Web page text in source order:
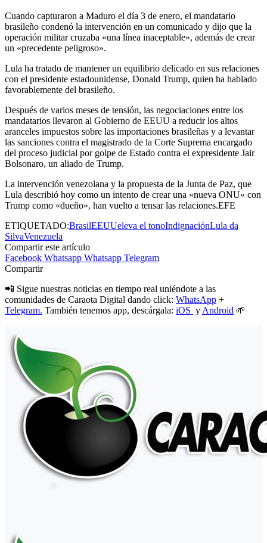
Cuando capturaron a Maduro el día 3 de enero, el mandatario
brasileño condenó la intervención en un comunicado y dijo que la
operación militar cruzaba «una línea inaceptable», además de crear
un «precedente peligroso».
Lula ha tratado de mantener un equilibrio delicado en sus relaciones
con el presidente estadounidense, Donald Trump, quien ha hablado
favorablemente del brasileño.
Después de varios meses de tensión, las negociaciones entre los
mandatarios llevaron al Gobierno de EEUU a reducir los altos
aranceles impuestos sobre las importaciones brasileñas y a levantar
las sanciones contra el magistrado de la Corte Suprema encargado
del proceso judicial por golpe de Estado contra el expresidente Jair
Bolsonaro, un aliado de Trump.
La intervención venezolana y la propuesta de la Junta de Paz, que
Lula describió hoy como un intento de crear una «nueva ONU» con
Trump como «dueño», han vuelto a tensar las relaciones.EFE
ETIQUETADO:BrasilEEUUeleva el tonoIndignaciónLula da
SilvaVenezuela
Compartir este artículo
Facebook Whatsapp Whatsapp Telegram
Compartir
📲 Sigue nuestras noticias en tiempo real uniéndote a las
comunidades de Caraota Digital dando click: WhatsApp +
Telegram. También tenemos app, descárgala: iOS y Android 🌱